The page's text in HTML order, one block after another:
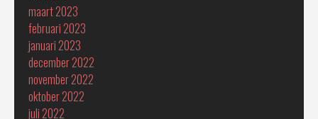
maart 2023
februari 2023
januari 2023
december 2022
november 2022
oktober 2022
juli 2022